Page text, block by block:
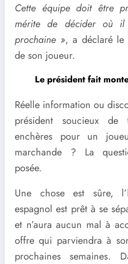
Cette équipe doit être
mérite de décider où
prochaine », a déclaré le
de son joueur.
Le président fait
Réelle information ou
président soucieux
enchères pour un
marchande ? La
posée.
Une chose est sûre,
espagnol est prêt à se
et n’aura aucun mal à
offre qui parviendra à
prochaines semaines.